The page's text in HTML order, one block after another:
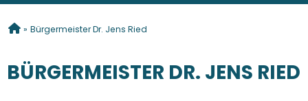
SIE SIND HIER
» Bürgermeister Dr. Jens Ried
BÜRGERMEISTER DR. JENS RIED